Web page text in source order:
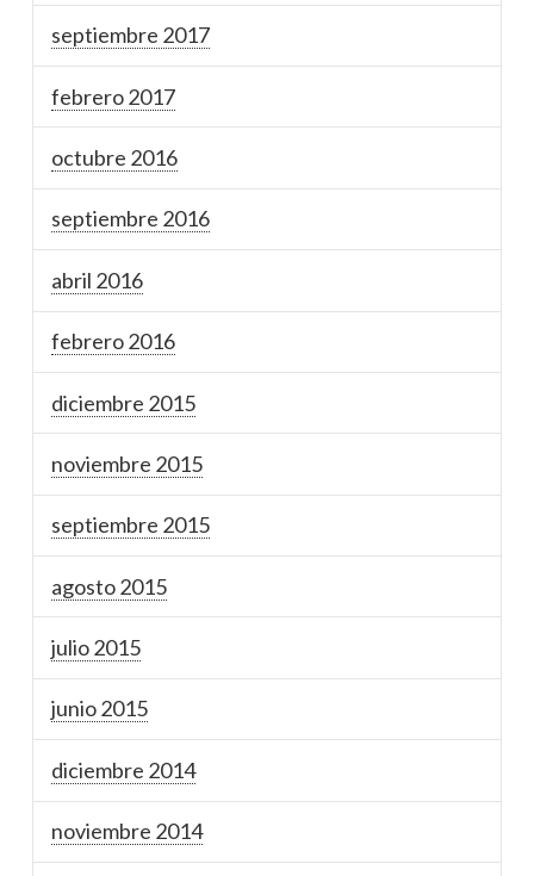
septiembre 2017
febrero 2017
octubre 2016
septiembre 2016
abril 2016
febrero 2016
diciembre 2015
noviembre 2015
septiembre 2015
agosto 2015
julio 2015
junio 2015
diciembre 2014
noviembre 2014